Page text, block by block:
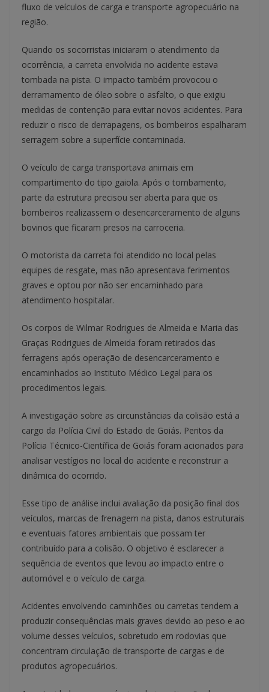
fluxo de veículos de carga e transporte agropecuário na
região.
Quando os socorristas iniciaram o atendimento da
ocorrência, a carreta envolvida no acidente estava
tombada na pista. O impacto também provocou o
derramamento de óleo sobre o asfalto, o que exigiu
medidas de contenção para evitar novos acidentes. Para
reduzir o risco de derrapagens, os bombeiros espalharam
serragem sobre a superfície contaminada.
O veículo de carga transportava animais em
compartimento do tipo gaiola. Após o tombamento,
parte da estrutura precisou ser aberta para que os
bombeiros realizassem o desencarceramento de alguns
bovinos que ficaram presos na carroceria.
O motorista da carreta foi atendido no local pelas
equipes de resgate, mas não apresentava ferimentos
graves e optou por não ser encaminhado para
atendimento hospitalar.
Os corpos de Wilmar Rodrigues de Almeida e Maria das
Graças Rodrigues de Almeida foram retirados das
ferragens após operação de desencarceramento e
encaminhados ao Instituto Médico Legal para os
procedimentos legais.
A investigação sobre as circunstâncias da colisão está a
cargo da Polícia Civil do Estado de Goiás. Peritos da
Polícia Técnico-Científica de Goiás foram acionados para
analisar vestígios no local do acidente e reconstruir a
dinâmica do ocorrido.
Esse tipo de análise inclui avaliação da posição final dos
veículos, marcas de frenagem na pista, danos estruturais
e eventuais fatores ambientais que possam ter
contribuído para a colisão. O objetivo é esclarecer a
sequência de eventos que levou ao impacto entre o
automóvel e o veículo de carga.
Acidentes envolvendo caminhões ou carretas tendem a
produzir consequências mais graves devido ao peso e ao
volume desses veículos, sobretudo em rodovias que
concentram circulação de transporte de cargas e de
produtos agropecuários.